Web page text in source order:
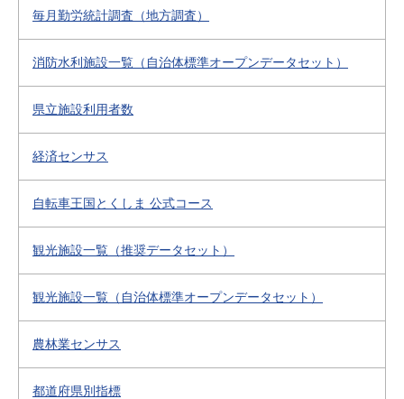
毎月勤労統計調査（地方調査）
消防水利施設一覧（自治体標準オープンデータセット）
県立施設利用者数
経済センサス
自転車王国とくしま 公式コース
観光施設一覧（推奨データセット）
観光施設一覧（自治体標準オープンデータセット）
農林業センサス
都道府県別指標